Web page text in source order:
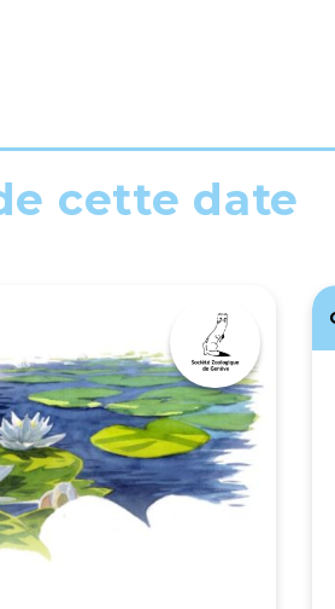
cette date